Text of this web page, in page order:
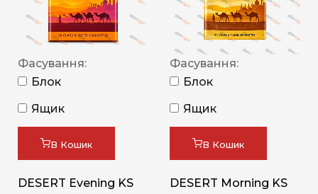
Фасування:
Блок
Ящик
В Кошик
DESERT Evening KS
Фасування:
Блок
Ящик
В Кошик
DESERT Morning KS